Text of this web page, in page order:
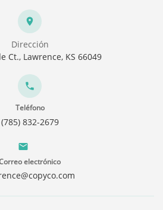
Dirección
Ct., Lawrence, KS 66049
Teléfono
(785) 832-2679
electrónico